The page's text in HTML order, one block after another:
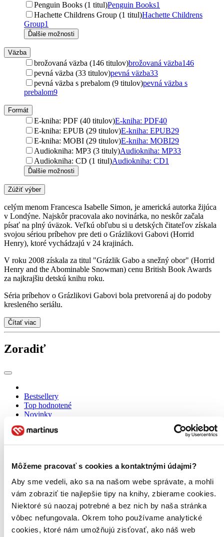
Môžeme pracovať s cookies a kontaktnými údajmi?
Aby sme vedeli, ako sa na našom webe správate, a mohli
vám zobraziť tie najlepšie tipy na knihy, zbierame cookies.
Niektoré sú naozaj potrebné a bez nich by naša stránka
vôbec nefungovala. Okrem toho používame analytické
cookies, ktoré nám umožňujú zisťovať, ako náš web
Penguin Books (1 titul)Penguin Books1
Hachette Childrens Group (1 titul)Hachette Childrens
Group1
Ďalšie možnosti
Väzba
brožovaná väzba (146 titulov)brožovaná väzba146
pevná väzba (33 titulov)pevná väzba33
pevná väzba s prebalom (9 titulov)pevná väzba s
prebalom9
Formát
E-kniha: PDF (40 titulov)E-kniha: PDF40
E-kniha: EPUB (29 titulov)E-kniha: EPUB29
E-kniha: MOBI (29 titulov)E-kniha: MOBI29
Audiokniha: MP3 (3 tituly)Audiokniha: MP33
Audiokniha: CD (1 titul)Audiokniha: CD1
Ďalšie možnosti
Zúžiť výber
celým menom Francesca Isabelle Simon, je americká autorka žijúca
v Londýne. Najskôr pracovala ako novinárka, no neskôr začala
písať na plný úväzok. Veľkú obľubu si u detských čitateľov získala
svojou sériou príbehov pre deti o Grázlikovi Gabovi (Horrid
Henry), ktoré vychádzajú v 24 krajinách.
V roku 2008 získala za titul "Grázlik Gabo a snežný obor" (Horrid
Henry and the Abominable Snowman) cenu British Book Awards
za najkrajšiu detskú knihu roku.
Séria príbehov o Grázlikovi Gabovi bola pretvorená aj do podoby
kresleného seriálu.
Čítať viac
Zoradiť
Bestsellery
Top hodnotené
Novinky
Najlacnejšie